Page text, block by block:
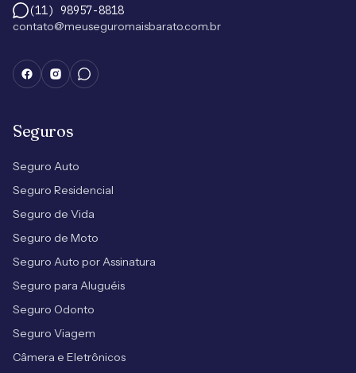
(11) 98957-8818
contato@meuseguromaisbarato.com.br
Seguros
Seguro Auto
Seguro Residencial
Seguro de Vida
Seguro de Moto
Seguro Auto por Assinatura
Seguro para Aluguéis
Seguro Odonto
Seguro Viagem
Câmera e Eletrônicos